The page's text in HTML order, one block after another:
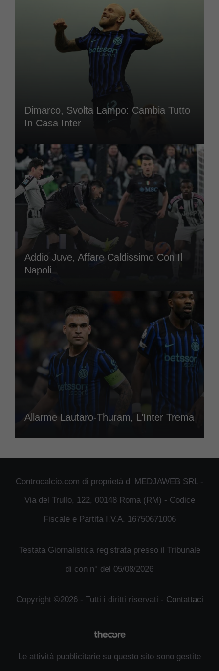
Dimarco, Svolta Lampo: Cambia Tutto
In Casa Inter
Addio Juve, Affare Caldissimo Con Il
Napoli
Allarme Lautaro-Thuram, L’Inter Trema
Controcalcio.com di proprietà di MEDJAWEB SRL -
Via del Trullo, 122, 00148 Roma (RM) - Codice
Fiscale e Partita I.V.A. 16750671006
Testata Giornalistica registrata presso il Tribunale
di con n° del 05/08/2026
Copyright ©2026 - Tutti i diritti riservati - Contattaci
Le attività pubblicitarie su questo sito sono gestite